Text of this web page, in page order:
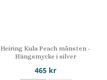
Heiring Kula Peach månsten -
Hängsmycke i silver
465 kr